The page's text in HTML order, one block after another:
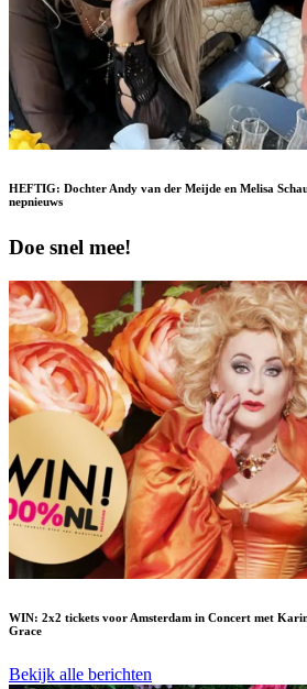
HEFTIG: Dochter Andy van der Meijde en Melisa
nepnieuws
Doe snel mee!
WIN: 2x2 tickets voor Amsterdam in Concert met
Grace
Bekijk alle berichten